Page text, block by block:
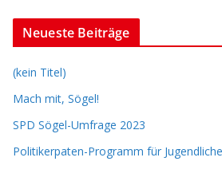
Neueste Beiträge
(kein Titel)
Mach mit, Sögel!
SPD Sögel-Umfrage 2023
Politikerpaten-Programm für Jugendliche